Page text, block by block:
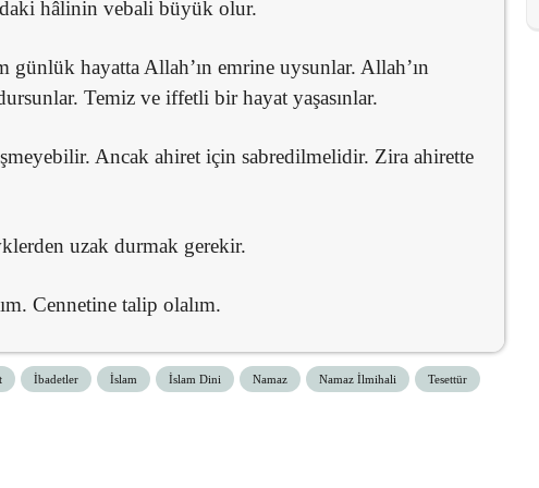
hâlinin vebali büyük olur.
günlük hayatta Allah’ın emrine uysunlar. Allah’ın
Temiz ve iffetli bir hayat yaşasınlar.
Ancak ahiret için sabredilmelidir. Zira ahirette
uzak durmak gerekir.
Cennetine talip olalım.
İbadetler İslam İslam Dini Namaz Namaz İlmihali Tesettür